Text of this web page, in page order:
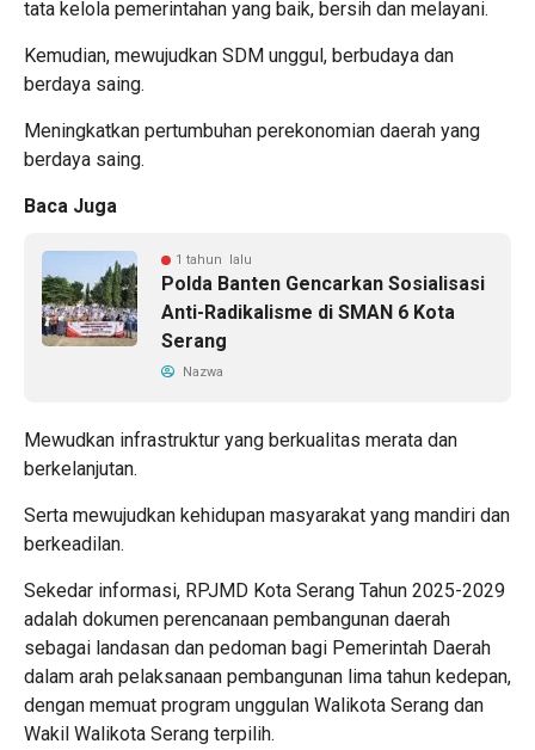
tata kelola pemerintahan yang baik, bersih dan melayani.
Kemudian, mewujudkan SDM unggul, berbudaya dan
berdaya saing.
Meningkatkan pertumbuhan perekonomian daerah yang
berdaya saing.
Baca Juga
1 tahun lalu
Polda Banten Gencarkan Sosialisasi
Anti-Radikalisme di SMAN 6 Kota
Serang
Nazwa
Mewudkan infrastruktur yang berkualitas merata dan
berkelanjutan.
Serta mewujudkan kehidupan masyarakat yang mandiri dan
berkeadilan.
Sekedar informasi, RPJMD Kota Serang Tahun 2025-2029
adalah dokumen perencanaan pembangunan daerah
sebagai landasan dan pedoman bagi Pemerintah Daerah
dalam arah pelaksanaan pembangunan lima tahun kedepan,
dengan memuat program unggulan Walikota Serang dan
Wakil Walikota Serang terpilih.